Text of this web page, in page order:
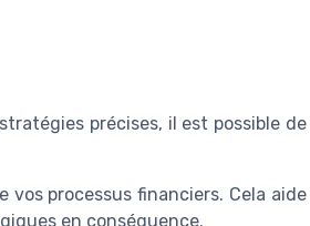
précises, il est possible de
processus financiers. Cela aide
en conséquence.